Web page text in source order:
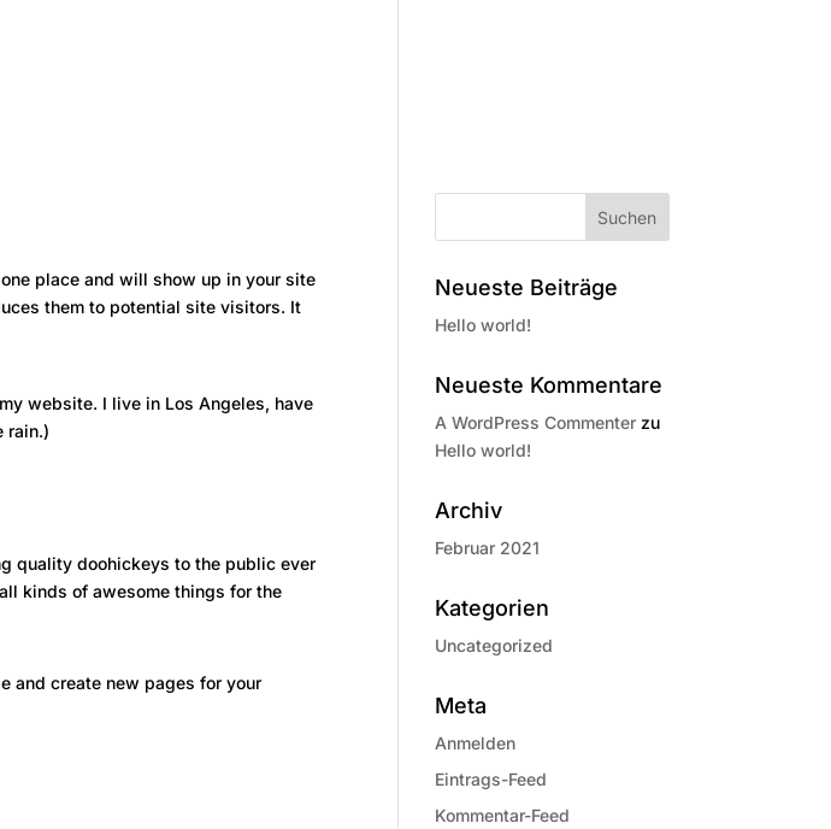
place and will show up in your site
them to potential site visitors. It
website. I live in Los Angeles, have
rain.)
quality doohickeys to the public ever
kinds of awesome things for the
and create new pages for your
Neueste Beiträge
Hello world!
Neueste Kommentare
A WordPress Commenter zu
Hello world!
Archiv
Februar 2021
Kategorien
Uncategorized
Meta
Anmelden
Eintrags-Feed
Kommentar-Feed